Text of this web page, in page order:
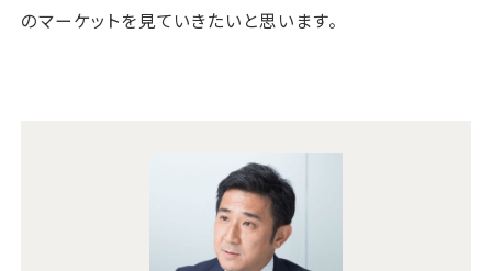
のマーケットを見ていきたいと思います。